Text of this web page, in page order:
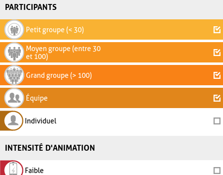
PARTICIPANTS
Petit groupe (< 30)
Moyen groupe (entre 30
et 100)
Grand groupe (> 100)
Équipe
Individuel
INTENSITÉ D'ANIMATION
Faible